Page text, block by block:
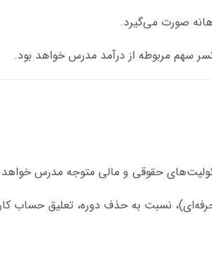
صورت می‌گیرد.
سهم مربوطه از درآمد مدرس خواهد بود.
حقوقی و مالی متوجه مدرس خواهد
نسبت به حذف دوره، تعلیق حساب